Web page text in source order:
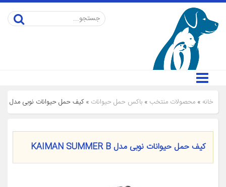
خانه » محصولات منتخب » باکس حمل حیوانات »کیف حمل حیوانات نوبی مدل KAIMAN SUMMER B
کیف حمل حیوانات نوبی مدل KAIMAN SUMMER B